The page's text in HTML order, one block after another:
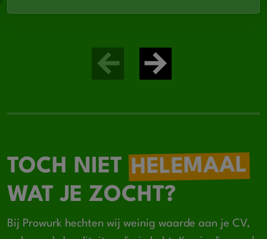
TOCH NIETHELEMAAL
WAT JE ZOCHT?
Bij Prowurk hechten wij weinig waarde aan je CV,